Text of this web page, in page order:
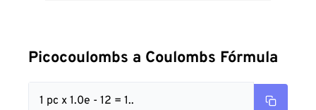
Picocoulombs a Coulombs Fórmula
1 pc x 1.0e - 12 = 1..